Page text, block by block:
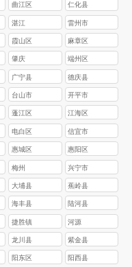
‌曲江区 ‌仁化县
湛江 雷州市‌
‌霞山区‌ ‌麻章区‌
肇庆 ‌端州区
广宁县 德庆县
台山市 开平市
蓬江区 江海区
电白区 信宜市
惠城区 惠阳区
梅州 兴宁市
大埔县 蕉岭县
海丰县 陆河县
捷胜镇 河源
龙川县 紫金县
阳东区 阳西县